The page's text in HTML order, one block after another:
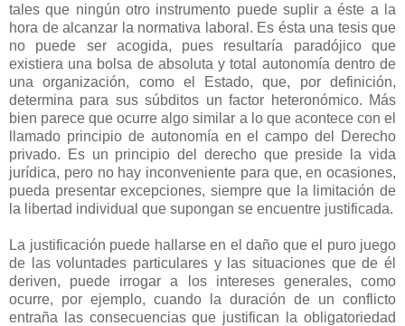
tales que ningún otro instrumento puede suplir a éste a la
hora de alcanzar la normativa laboral. Es ésta una tesis que
no puede ser acogida, pues resultaría paradójico que
existiera una bolsa de absoluta y total autonomía dentro de
una organización, como el Estado, que, por definición,
determina para sus súbditos un factor heteronómico. Más
bien parece que ocurre algo similar a lo que acontece con el
llamado principio de autonomía en el campo del Derecho
privado. Es un principio del derecho que preside la vida
jurídica, pero no hay inconveniente para que, en ocasiones,
pueda presentar excepciones, siempre que la limitación de
la libertad individual que supongan se encuentre justificada.
La justificación puede hallarse en el daño que el puro juego
de las voluntades particulares y las situaciones que de él
deriven, puede irrogar a los intereses generales, como
ocurre, por ejemplo, cuando la duración de un conflicto
entraña las consecuencias que justifican la obligatoriedad